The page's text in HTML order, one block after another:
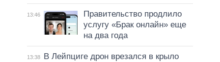
13:46
Правительство продлило
услугу «Брак онлайн» еще
на два года
13:38
В Лейпциге дрон врезался в крыло